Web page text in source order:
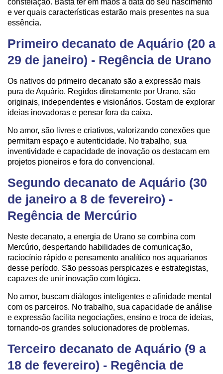
constelação. Basta ter em mãos a data do seu nascimento
e ver quais características estarão mais presentes na sua
essência.
Primeiro decanato de Aquário (20 a
29 de janeiro) - Regência de Urano
Os nativos do primeiro decanato são a expressão mais
pura de Aquário. Regidos diretamente por Urano, são
originais, independentes e visionários. Gostam de explorar
ideias inovadoras e pensar fora da caixa.
No amor, são livres e criativos, valorizando conexões que
permitam espaço e autenticidade. No trabalho, sua
inventividade e capacidade de inovação os destacam em
projetos pioneiros e fora do convencional.
Segundo decanato de Aquário (30
de janeiro a 8 de fevereiro) -
Regência de Mercúrio
Neste decanato, a energia de Urano se combina com
Mercúrio, despertando habilidades de comunicação,
raciocínio rápido e pensamento analítico nos aquarianos
desse período. São pessoas perspicazes e estrategistas,
capazes de unir inovação com lógica.
No amor, buscam diálogos inteligentes e afinidade mental
com os parceiros. No trabalho, sua capacidade de análise
e expressão facilita negociações, ensino e troca de ideias,
tornando-os grandes solucionadores de problemas.
Terceiro decanato de Aquário (9 a
18 de fevereiro) - Regência de